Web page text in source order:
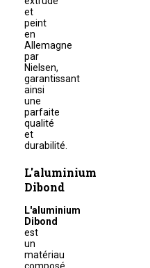
et
peint
en
Allemagne
par
Nielsen,
garantissant
ainsi
une
parfaite
qualité
et
durabilité.
L'aluminium
Dibond
L'aluminium
Dibond
est
un
matériau